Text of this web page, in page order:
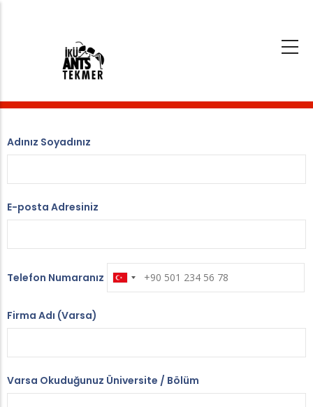
Adınız Soyadınız
E-posta Adresiniz
Telefon Numaranız
Firma Adı (Varsa)
Varsa Okuduğunuz Üniversite / Bölüm